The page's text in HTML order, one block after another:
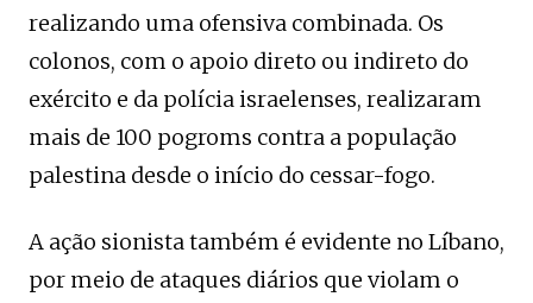
realizando uma ofensiva combinada. Os
colonos, com o apoio direto ou indireto do
exército e da polícia israelenses, realizaram
mais de 100 pogroms contra a população
palestina desde o início do cessar-fogo.
A ação sionista também é evidente no Líbano,
por meio de ataques diários que violam o